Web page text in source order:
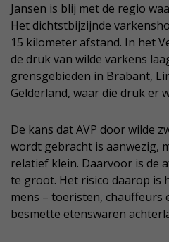
Jansen is blij met de regio
Het dichtstbijzijnde
15 kilometer afstand. In het
de druk van wilde varkens
grensgebieden in Brabant,
Gelderland, waar die druk er
De kans dat AVP door wilde
wordt gebracht is aanwezig,
relatief klein. Daarvoor is de
te groot. Het risico daarop is
mens – toeristen, chauffeurs
besmette etenswaren